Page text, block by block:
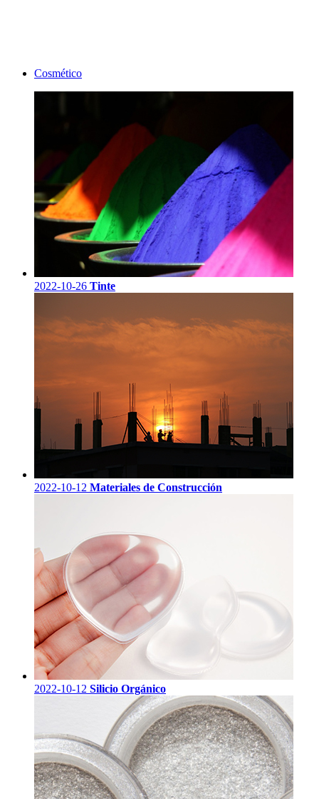
Cosmético
2022-10-26 Tinte
2022-10-12 Materiales de Construcción
2022-10-12 Silicio Orgánico